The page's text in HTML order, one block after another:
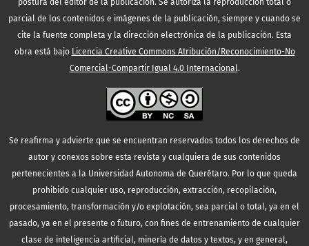
postura del editor de la publicación. Se autoriza la reproducción total o
parcial de los contenidos e imágenes de la publicación, siempre y cuando se
cite la fuente completa y la dirección electrónica de la publicación. Esta
obra está bajo Licencia Creative Commons Atribución/Reconocimiento-No
Comercial-Compartir Igual 4.0 Internacional.
Se reafirma y advierte que se encuentran reservados todos los derechos de
autor y conexos sobre esta revista y cualquiera de sus contenidos
pertenecientes a la Universidad Autonoma de Querétaro. Por lo que queda
prohibido cualquier uso, reproducción, extracción, recopilación,
procesamiento, transformación y/o explotación, sea parcial o total, ya en el
pasado, ya en el presente o futuro, con fines de entrenamiento de cualquier
clase de inteligencia artificial, minería de datos y textos, y en general,